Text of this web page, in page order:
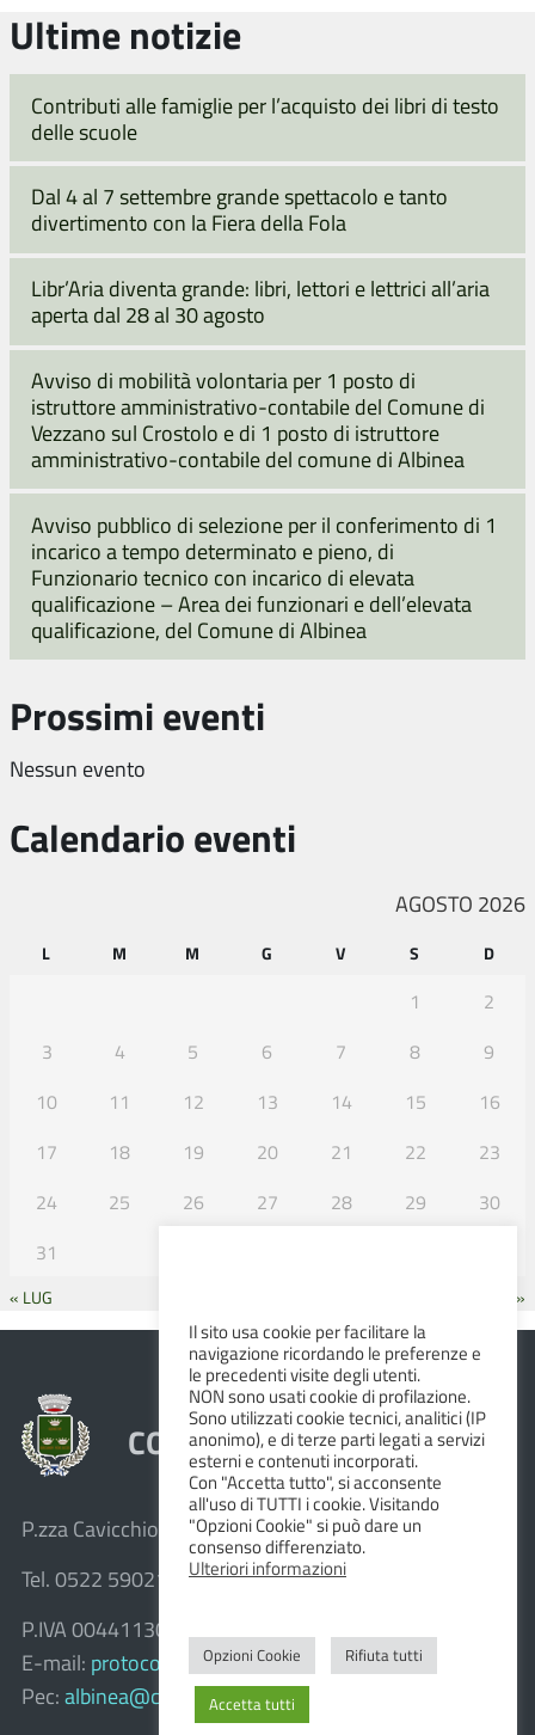
Ultime notizie
Contributi alle famiglie per l’acquisto dei libri di testo
delle scuole
Dal 4 al 7 settembre grande spettacolo e tanto
divertimento con la Fiera della Fola
Libr’Aria diventa grande: libri, lettori e lettrici all’aria
aperta dal 28 al 30 agosto
Avviso di mobilità volontaria per 1 posto di
istruttore amministrativo-contabile del Comune di
Vezzano sul Crostolo e di 1 posto di istruttore
amministrativo-contabile del comune di Albinea
Avviso pubblico di selezione per il conferimento di 1
incarico a tempo determinato e pieno, di
Funzionario tecnico con incarico di elevata
qualificazione – Area dei funzionari e dell’elevata
qualificazione, del Comune di Albinea
Prossimi eventi
Nessun evento
Calendario eventi
AGOSTO 2026
L M M G V S D
1
2
3
4 5 6 7 8
9
10
11 12 13 14 15
16
17
18 19 20 21 22
23
24
25 26 27 28 29
30
31
« LUG SET »
COMUNE DI ALBINEA
P.zza Cavicchioni, 8 – 42020 Albinea (R.E.)
Tel. 0522 590211 – Fax 0522 590236
P.IVA 00441130358
E-mail: protocollo@comune.albinea.re.it
Pec: albinea@cert.provincia.re.it
Il sito usa cookie per facilitare la
navigazione ricordando le preferenze e
le precedenti visite degli utenti.
NON sono usati cookie di profilazione.
Sono utilizzati cookie tecnici, analitici (IP
anonimo), e di terze parti legati a servizi
esterni e contenuti incorporati.
Con "Accetta tutto", si acconsente
all'uso di TUTTI i cookie. Visitando
"Opzioni Cookie" si può dare un
consenso differenziato.
Ulteriori informazioni
Opzioni Cookie Rifiuta tutti
Accetta tutti